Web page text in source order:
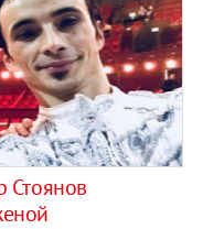
Стоянов